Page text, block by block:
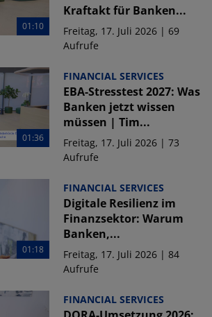
01:10
Kraftakt für Banken...
Freitag, 17. Juli 2026 | 69
Aufrufe
01:36
FINANCIAL SERVICES
EBA-Stresstest 2027: Was
Banken jetzt wissen
müssen | Tim...
Freitag, 17. Juli 2026 | 73
Aufrufe
01:18
FINANCIAL SERVICES
Digitale Resilienz im
Finanzsektor: Warum
Banken,...
Freitag, 17. Juli 2026 | 84
Aufrufe
FINANCIAL SERVICES